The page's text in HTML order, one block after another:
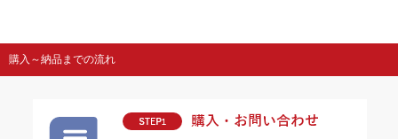
購入～納品までの流れ